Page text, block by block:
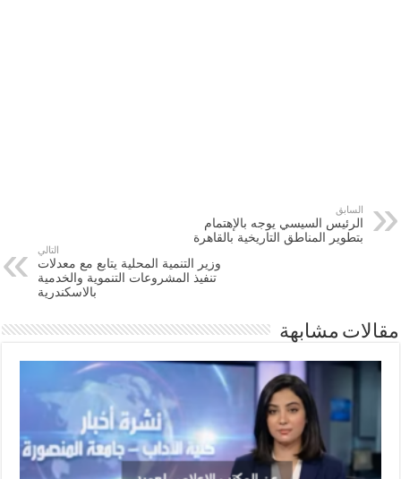
السابق
الرئيس السيسي يوجه بالإهتمام
بتطوير المناطق التاريخية بالقاهرة
التالي
وزير التنمية المحلية يتابع مع معدلات
تنفيذ المشروعات التنموية والخدمية
بالاسكندرية
مقالات مشابهة